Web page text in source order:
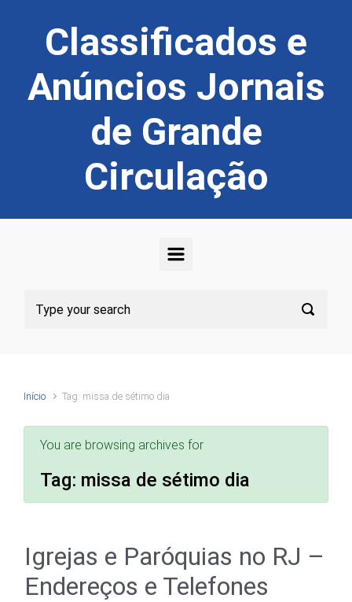
Classificados e
Anúncios Jornais
de Grande
Circulação
Início Tag: missa de sétimo dia
You are browsing archives for
Tag: missa de sétimo dia
Igrejas e Paróquias no RJ –
Endereços e Telefones